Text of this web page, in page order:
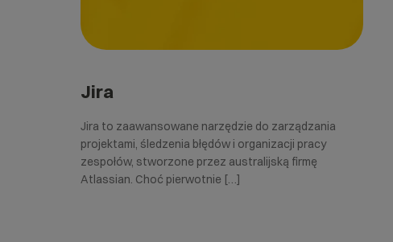
Jira
Jira to zaawansowane narzędzie do zarządzania
projektami, śledzenia błędów i organizacji pracy
zespołów, stworzone przez australijską firmę
Atlassian. Choć pierwotnie […]